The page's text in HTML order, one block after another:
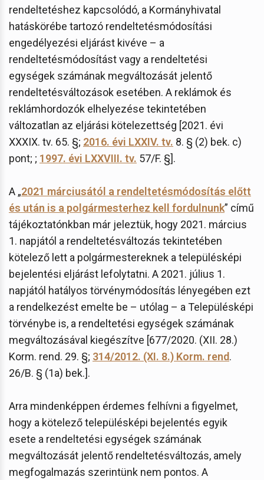
rendeltetéshez kapcsolódó, a Kormányhivatal
hatáskörébe tartozó rendeltetésmódosítási
engedélyezési eljárást kivéve – a
rendeltetésmódosítást vagy a rendeltetési
egységek számának megváltozását jelentő
rendeltetésváltozások esetében. A reklámok és
reklámhordozók elhelyezése tekintetében
változatlan az eljárási kötelezettség [2021. évi
XXXIX. tv. 65. §; 2016. évi LXXIV. tv. 8. § (2) bek. c)
pont; ; 1997. évi LXXVIII. tv. 57/F. §].
A „2021 márciusától a rendeltetésmódosítás előtt
és után is a polgármesterhez kell fordulnunk” című
tájékoztatónkban már jeleztük, hogy 2021. március
1. napjától a rendeltetésváltozás tekintetében
kötelező lett a polgármestereknek a településképi
bejelentési eljárást lefolytatni. A 2021. július 1.
napjától hatályos törvénymódosítás lényegében ezt
a rendelkezést emelte be – utólag – a Településképi
törvénybe is, a rendeltetési egységek számának
megváltozásával kiegészítve [677/2020. (XII. 28.)
Korm. rend. 29. §; 314/2012. (XI. 8.) Korm. rend.
26/B. § (1a) bek.].
Arra mindenképpen érdemes felhívni a figyelmet,
hogy a kötelező településképi bejelentés egyik
esete a rendeltetési egységek számának
megváltozását jelentő rendeltetésváltozás, amely
megfogalmazás szerintünk nem pontos. A